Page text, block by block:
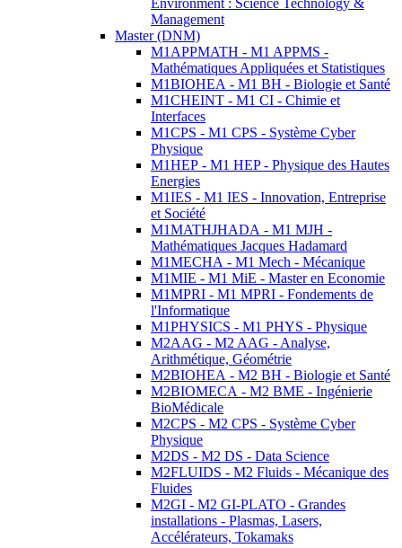
Environment : Science Technology &
Management
Master (DNM)
M1APPMATH - M1 APPMS -
Mathématiques Appliquées et Statistiques
M1BIOHEA - M1 BH - Biologie et Santé
M1CHEINT - M1 CI - Chimie et
Interfaces
M1CPS - M1 CPS - Système Cyber
Physique
M1HEP - M1 HEP - Physique des Hautes
Energies
M1IES - M1 IES - Innovation, Entreprise
et Société
M1MATHJHADA - M1 MJH -
Mathématiques Jacques Hadamard
M1MECHA - M1 Mech - Mécanique
M1MIE - M1 MiE - Master en Economie
M1MPRI - M1 MPRI - Fondements de
l'Informatique
M1PHYSICS - M1 PHYS - Physique
M2AAG - M2 AAG - Analyse,
Arithmétique, Géométrie
M2BIOHEA - M2 BH - Biologie et Santé
M2BIOMECA - M2 BME - Ingénierie
BioMédicale
M2CPS - M2 CPS - Système Cyber
Physique
M2DS - M2 DS - Data Science
M2FLUIDS - M2 Fluids - Mécanique des
Fluides
M2GI - M2 GI-PLATO - Grandes
installations - Plasmas, Lasers,
Accélérateurs, Tokamaks